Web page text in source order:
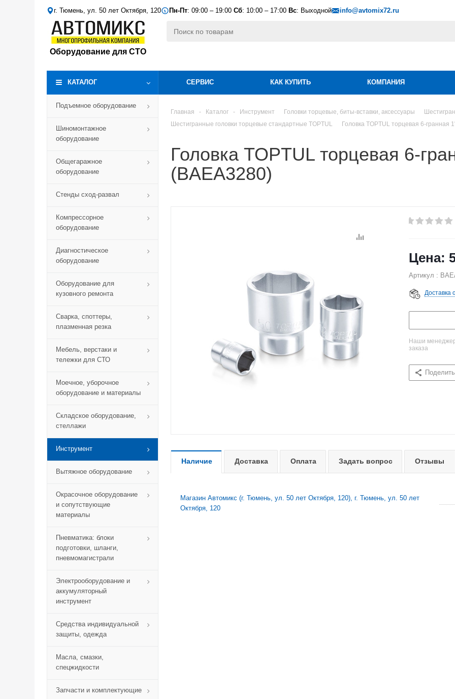
г. Тюмень, ул. 50 лет Октября, 120 Пн-Пт: 09:00 – 19:00 Сб: 10:00 – 17:00 Вс: Выходной info@avtomix72.ru
Оборудование для СТО
КАТАЛОГ СЕРВИС КАК КУПИТЬ КОМПАНИЯ
Подъемное оборудование
Шиномонтажное
оборудование
Общегаражное
оборудование
Стенды сход-развал
Компрессорное
оборудование
Диагностическое
оборудование
Оборудование для
кузовного ремонта
Сварка, споттеры,
плазменная резка
Мебель, верстаки и
тележки для СТО
Моечное, уборочное
оборудование и материалы
Складское оборудование,
стеллажи
Инструмент
Вытяжное оборудование
Окрасочное оборудование
и сопутствующие
материалы
Пневматика: блоки
подготовки, шланги,
пневмомагистрали
Электрооборудование и
аккумуляторный
инструмент
Средства индивидуальной
защиты, одежда
Масла, смазки,
спецжидкости
Запчасти и комплектующие
Главная - Каталог - Инструмент Головки торцевые, биты-вставки, аксессуары
Шестигранные головки торцевые стандартные TOPTUL
Головка TOPTUL торцевая 6-гранная
Головка TOPTUL торцевая 6-
(BAEA3280)
Артикул :
Доставка
Наши
заказа
Наличие Доставка Оплата Задать вопрос Отзывы
Магазин Автомикс (г. Тюмень, ул. 50 лет Октября, 120), г. Тюмень, ул. 50 лет
Октября, 120